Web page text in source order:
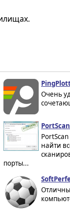
Очень
найти
порты...